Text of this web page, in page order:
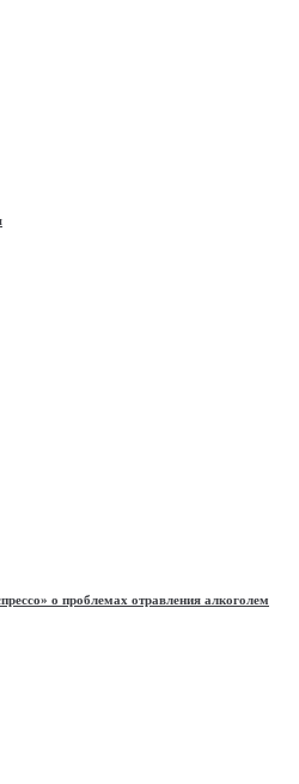
о проблемах отравления алкоголем